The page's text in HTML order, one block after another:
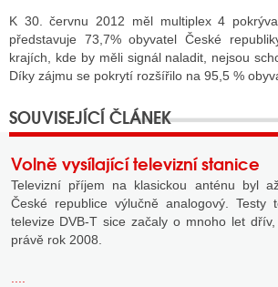
K 30. červnu 2012 měl multiplex 4
představuje 73,7% obyvatel České
krajích, kde by měli signál naladit, nejsou
Díky zájmu se pokrytí rozšířilo na 95,5 %
Volně vysílající televizní stanice
Televizní příjem na klasickou anténu byl
České republice výlučně analogový. Testy
televize DVB-T sice začaly o mnoho let
právě rok 2008.